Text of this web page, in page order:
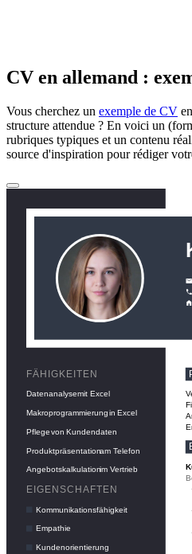
CV en allemand :
Vous cherchez un exemple de CV
structure attendue ? En voici un
rubriques typiques et un contenu
source d'inspiration pour rédiger